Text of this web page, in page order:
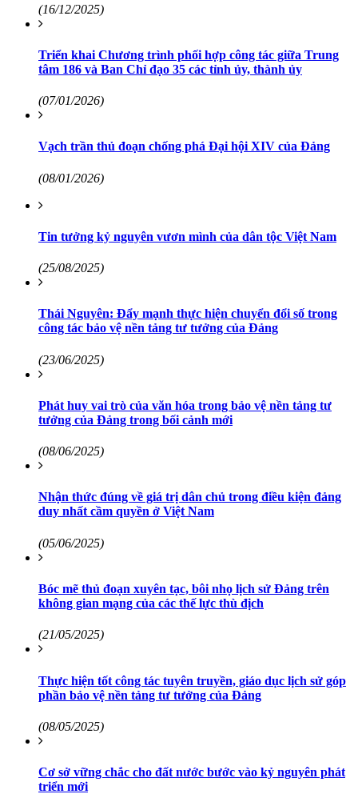
(16/12/2025)
Triển khai Chương trình phối hợp công tác giữa Trung
tâm 186 và Ban Chỉ đạo 35 các tỉnh ủy, thành ủy
(07/01/2026)
Vạch trần thủ đoạn chống phá Đại hội XIV của Đảng
(08/01/2026)
Tin tưởng kỷ nguyên vươn mình của dân tộc Việt Nam
(25/08/2025)
Thái Nguyên: Đẩy mạnh thực hiện chuyển đổi số trong
công tác bảo vệ nền tảng tư tưởng của Đảng
(23/06/2025)
Phát huy vai trò của văn hóa trong bảo vệ nền tảng tư
tưởng của Đảng trong bối cảnh mới
(08/06/2025)
Nhận thức đúng về giá trị dân chủ trong điều kiện đảng
duy nhất cầm quyền ở Việt Nam
(05/06/2025)
Bóc mẽ thủ đoạn xuyên tạc, bôi nhọ lịch sử Đảng trên
không gian mạng của các thế lực thù địch
(21/05/2025)
Thực hiện tốt công tác tuyên truyền, giáo dục lịch sử góp
phần bảo vệ nền tảng tư tưởng của Đảng
(08/05/2025)
Cơ sở vững chắc cho đất nước bước vào kỷ nguyên phát
triển mới